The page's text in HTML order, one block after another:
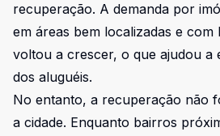
recuperação. A demanda por
em áreas bem localizadas e
voltou a crescer, o que ajudou a
dos aluguéis.
No entanto, a recuperação não
a cidade. Enquanto bairros